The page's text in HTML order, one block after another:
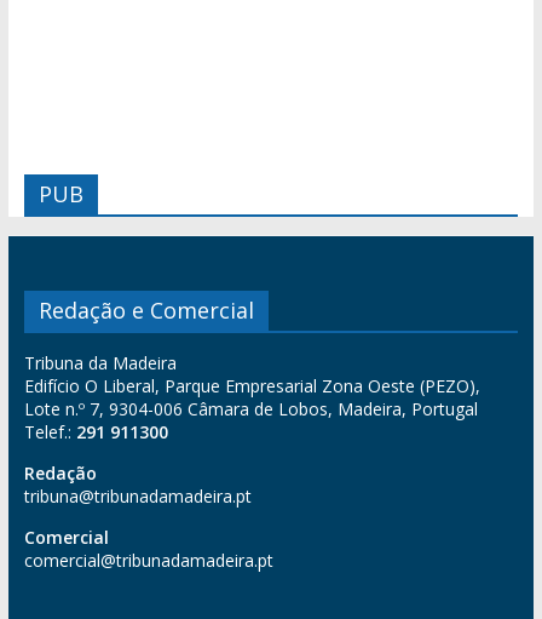
PUB
Redação e Comercial
Tribuna da Madeira
Edifício O Liberal, Parque Empresarial Zona Oeste (PEZO),
Lote n.º 7, 9304-006 Câmara de Lobos, Madeira, Portugal
Telef.: 291 911300
Redação
tribuna@tribunadamadeira.pt
Comercial
comercial@tribunadamadeira.pt